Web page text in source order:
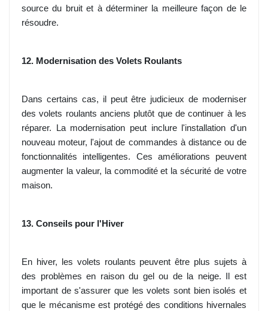
source du bruit et à déterminer la meilleure façon de le
résoudre.
12. Modernisation des Volets Roulants
Dans certains cas, il peut être judicieux de moderniser
des volets roulants anciens plutôt que de continuer à les
réparer. La modernisation peut inclure l'installation d'un
nouveau moteur, l'ajout de commandes à distance ou de
fonctionnalités intelligentes. Ces améliorations peuvent
augmenter la valeur, la commodité et la sécurité de votre
maison.
13. Conseils pour l'Hiver
En hiver, les volets roulants peuvent être plus sujets à
des problèmes en raison du gel ou de la neige. Il est
important de s'assurer que les volets sont bien isolés et
que le mécanisme est protégé des conditions hivernales